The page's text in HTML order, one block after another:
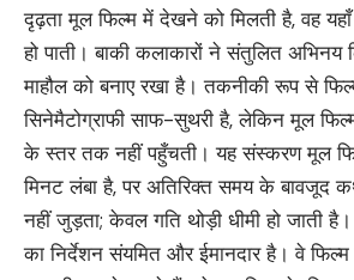
दृढ़ता मूल फिल्म में देखने को मिलती है, वह
हो पाती। बाकी कलाकारों ने संतुलित
माहौल को बनाए रखा है। तकनीकी रूप से
सिनेमैटोग्राफी साफ-सुथरी है, लेकिन मूल
के स्तर तक नहीं पहुँचती। यह संस्करण मूल
मिनट लंबा है, पर अतिरिक्त समय के बावजूद
नहीं जुड़ता; केवल गति थोड़ी धीमी हो जाती
का निर्देशन संयमित और ईमानदार है। वे